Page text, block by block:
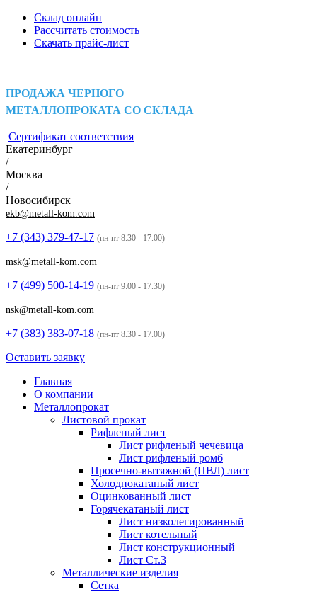
Склад онлайн
Рассчитать стоимость
Скачать прайс-лист
ПРОДАЖА ЧЕРНОГО
МЕТАЛЛОПРОКАТА СО СКЛАДА
Сертификат соответствия
Екатеринбург
/
Москва
/
Новосибирск
ekb@metall-kom.com
+7 (343) 379-47-17 (пн-пт 8.30 - 17.00)
msk@metall-kom.com
+7 (499) 500-14-19 (пн-пт 9:00 - 17.30)
nsk@metall-kom.com
+7 (383) 383-07-18 (пн-пт 8.30 - 17.00)
Оставить заявку
Главная
О компании
Металлопрокат
Листовой прокат
Рифленый лист
Лист рифленый чечевица
Лист рифленый ромб
Просечно-вытяжной (ПВЛ) лист
Холоднокатаный лист
Оцинкованный лист
Горячекатаный лист
Лист низколегированный
Лист котельный
Лист конструкционный
Лист Ст.3
Металлические изделия
Сетка